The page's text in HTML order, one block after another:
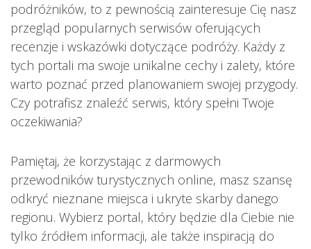
podróżników, to z pewnością zainteresuje Cię nasz
przegląd popularnych serwisów oferujących
recenzje i wskazówki dotyczące podróży. Każdy z
tych portali ma swoje unikalne cechy i zalety, które
warto poznać przed planowaniem swojej przygody.
Czy potrafisz znaleźć serwis, który spełni Twoje
oczekiwania?
Pamiętaj, że korzystając z darmowych
przewodników turystycznych online, masz szansę
odkryć nieznane miejsca i ukryte skarby danego
regionu. Wybierz portal, który będzie dla Ciebie nie
tylko źródłem informacji, ale także inspiracją do